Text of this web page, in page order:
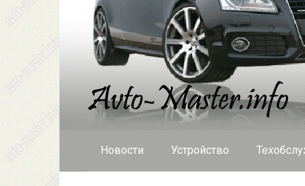
Новости Устройство